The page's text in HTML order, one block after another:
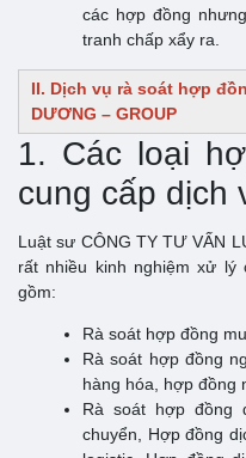
các hợp đồng
tranh chấp xẩy ra.
II. Dịch vụ rà soát hợp
DƯƠNG – GROUP
1. Các loại
cung cấp dịch
Luật sư CÔNG TY TƯ VẤN
rất nhiều kinh nghiệm xử lý
gồm:
Rà soát hợp đồng
Rà soát hợp đồng
hàng hóa, hợp đồng
Rà soát hợp đồng
chuyển, Hợp đồng